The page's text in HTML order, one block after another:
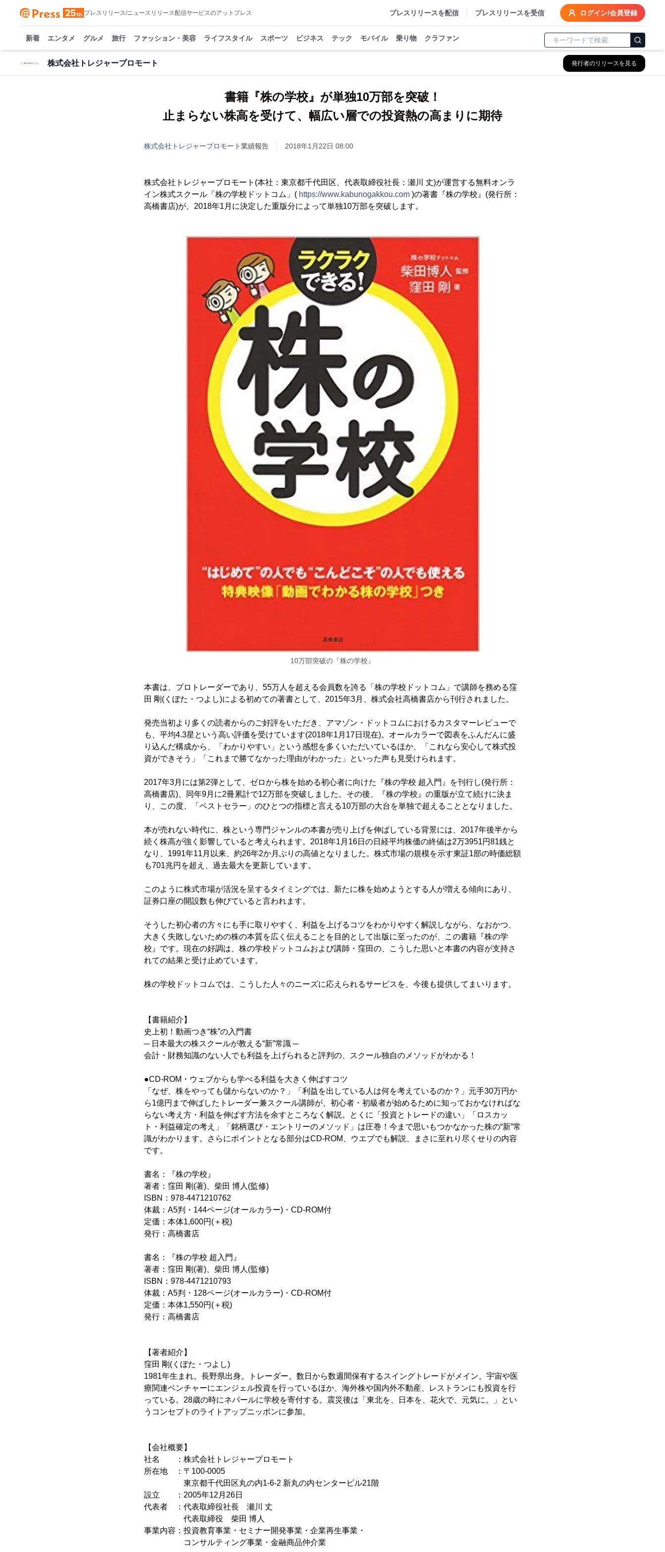
プレスリリース/ニュースリリース配信サービスのアットプレス プレスリリースを配信 プレスリリースを受信 ログイン/会員登録
新着 エンタメ グルメ 旅行 ファッション・美容 ライフスタイル スポーツ ビジネス テック モバイル 乗り物 クラファン
株式会社トレジャープロモート 発行者のリリースを見る
書籍『株の学校』が単独10万部を突破！
止まらない株高を受けて、幅広い層での投資熱の高まりに期待
株式会社トレジャープロモート業績報告 2018年1月22日 08:00
株式会社トレジャープロモート(本社：東京都千代田区、代表取締役社長：瀬川 丈)が運営する無料オンラ
イン株式スクール「株の学校ドットコム」( https://www.kabunogakkou.com )の著書『株の学校』(発行所：
高橋書店)が、2018年1月に決定した重版分によって単独10万部を突破します。
10万部突破の『株の学校』
本書は、プロトレーダーであり、55万人を超える会員数を誇る「株の学校ドットコム」で講師を務める窪
田 剛(くぼた・つよし)による初めての著書として、2015年3月、株式会社高橋書店から刊行されました。
発売当初より多くの読者からのご好評をいただき、アマゾン・ドットコムにおけるカスタマーレビューで
も、平均4.3星という高い評価を受けています(2018年1月17日現在)。オールカラーで図表をふんだんに盛
り込んだ構成から、「わかりやすい」という感想を多くいただいているほか、「これなら安心して株式投
資ができそう」「これまで勝てなかった理由がわかった」といった声も見受けられます。
2017年3月には第2弾として、ゼロから株を始める初心者に向けた『株の学校 超入門』を刊行し(発行所：
高橋書店)、同年9月に2冊累計で12万部を突破しました。その後、『株の学校』の重版が立て続けに決ま
り、この度、「ベストセラー」のひとつの指標と言える10万部の大台を単独で超えることとなりました。
本が売れない時代に、株という専門ジャンルの本書が売り上げを伸ばしている背景には、2017年後半から
続く株高が強く影響していると考えられます。2018年1月16日の日経平均株価の終値は2万3951円81銭と
なり、1991年11月以来、約26年2か月ぶりの高値となりました。株式市場の規模を示す東証1部の時価総額
も701兆円を超え、過去最大を更新しています。
このように株式市場が活況を呈するタイミングでは、新たに株を始めようとする人が増える傾向にあり、
証券口座の開設数も伸びていると言われます。
そうした初心者の方々にも手に取りやすく、利益を上げるコツをわかりやすく解説しながら、なおかつ、
大きく失敗しないための株の本質を広く伝えることを目的として出版に至ったのが、この書籍『株の学
校』です。現在の好調は、株の学校ドットコムおよび講師・窪田の、こうした思いと本書の内容が支持さ
れての結果と受け止めています。
株の学校ドットコムでは、こうした人々のニーズに応えられるサービスを、今後も提供してまいります。
【書籍紹介】
史上初！動画つき“株”の入門書
─ 日本最大の株スクールが教える“新”常識 ─
会計・財務知識のない人でも利益を上げられると評判の、スクール独自のメソッドがわかる！
●CD-ROM・ウェブからも学べる利益を大きく伸ばすコツ
「なぜ、株をやっても儲からないのか？」「利益を出している人は何を考えているのか？」元手30万円か
ら1億円まで伸ばしたトレーダー兼スクール講師が、初心者・初級者が始めるために知っておかなければな
らない考え方・利益を伸ばす方法を余すところなく解説。とくに「投資とトレードの違い」「ロスカッ
ト・利益確定の考え」「銘柄選び・エントリーのメソッド」は圧巻！今まで思いもつかなかった株の“新”常
識がわかります。さらにポイントとなる部分はCD-ROM、ウエブでも解説、まさに至れり尽くせりの内容
です。
書名：『株の学校』
著者：窪田 剛(著)、柴田 博人(監修)
ISBN：978-4471210762
体裁：A5判・144ページ(オールカラー)・CD-ROM付
定価：本体1,600円(＋税)
発行：高橋書店
書名：『株の学校 超入門』
著者：窪田 剛(著)、柴田 博人(監修)
ISBN：978-4471210793
体裁：A5判・128ページ(オールカラー)・CD-ROM付
定価：本体1,550円(＋税)
発行：高橋書店
【著者紹介】
窪田 剛(くぼた・つよし)
1981年生まれ。長野県出身。トレーダー。数日から数週間保有するスイングトレードがメイン。宇宙や医
療関連ベンチャーにエンジェル投資を行っているほか、海外株や国内外不動産、レストランにも投資を行
っている。28歳の時にネパールに学校を寄付する。震災後は「東北を、日本を、花火で、元気に。」とい
うコンセプトのライトアップニッポンに参加。
【会社概要】
社名 ：株式会社トレジャープロモート
所在地 ：〒100-0005
東京都千代田区丸の内1-6-2 新丸の内センタービル21階
設立 ：2005年12月26日
代表者 ：代表取締役社長 瀬川 丈
代表取締役 柴田 博人
事業内容：投資教育事業・セミナー開発事業・企業再生事業・
コンサルティング事業・金融商品仲介業